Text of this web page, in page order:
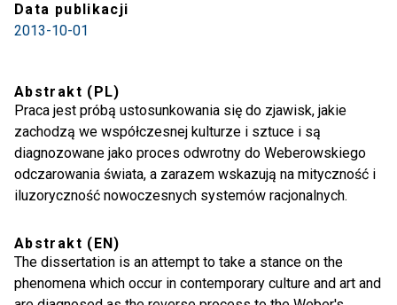
Data publikacji
2013-10-01
Abstrakt (PL)
Praca jest próbą ustosunkowania się do zjawisk, jakie
zachodzą we współczesnej kulturze i sztuce i są
diagnozowane jako proces odwrotny do Weberowskiego
odczarowania świata, a zarazem wskazują na mityczność i
iluzoryczność nowoczesnych systemów racjonalnych.
służącego do badania wytworów sztuki, w szczególności
tekstów literackich. Ma to być narzędzie badań
estetycznych w znaczeniu estetyki, rozumianej szeroko,
Abstrakt (EN)
The dissertation is an attempt to take a stance on the
phenomena which occur in contemporary culture and art and